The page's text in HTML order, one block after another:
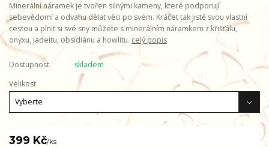
Minerální náramek je tvořen silnými kameny, které podporují
sebevědomí a odvahu dělat věci po svém. Kráčet tak jistě svou vlastní
cestou a plnit si své sny můžete s minerálním náramkem z křišťálu,
onyxu, jadeitu, obsidiánu a howlitu. celý popis
Dostupnost
skladem
Velikost
399 Kč/ks